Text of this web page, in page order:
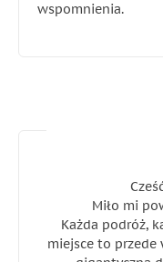
wspomnienia.
Miło mi
Każda podróż,
miejsce to przede